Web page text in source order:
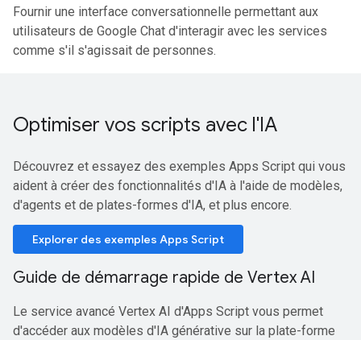
Fournir une interface conversationnelle permettant aux
utilisateurs de Google Chat d'interagir avec les services
comme s'il s'agissait de personnes.
Optimiser vos scripts avec l'IA
Découvrez et essayez des exemples Apps Script qui vous
aident à créer des fonctionnalités d'IA à l'aide de modèles,
d'agents et de plates-formes d'IA, et plus encore.
Explorer des exemples Apps Script
Guide de démarrage rapide de Vertex AI
Le service avancé Vertex AI d'Apps Script vous permet
d'accéder aux modèles d'IA générative sur la plate-forme